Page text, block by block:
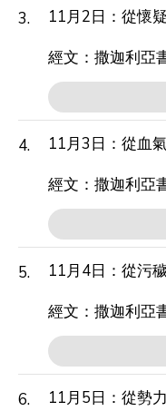
3.
11月2日：從懷
經文：撒迦利亞
4.
11月3日：從血
經文：撒迦利亞
5.
11月4日：從污
經文：撒迦利亞
6.
11月5日：從勢